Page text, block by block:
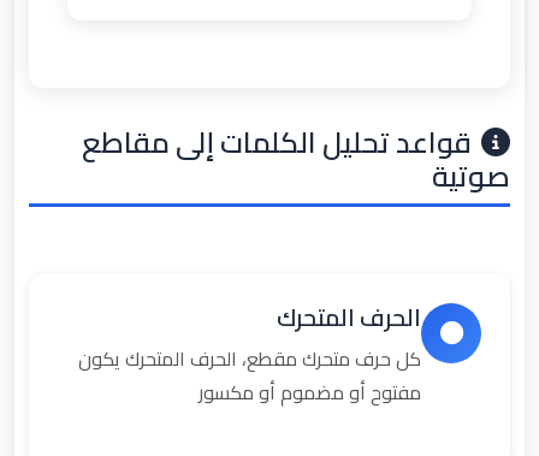
قواعد تحليل الكلمات إلى مقاطع
صوتية
الحرف المتحرك
كل حرف متحرك مقطع، الحرف المتحرك يكون
مفتوح أو مضموم أو مكسور